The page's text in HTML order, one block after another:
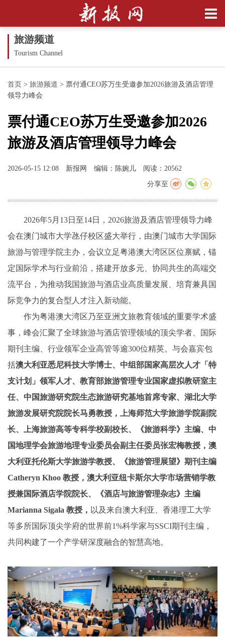
旅游频道
Tourism Channel
首页 > 旅游频道 > 票付通CEO苏万生受邀参加2026旅游及酒店管理
领导力峰会
票付通CEO苏万生受邀参加2026
旅游及酒店管理领导力峰会
2026-05-15 12:08 新报网 编辑：陈婉儿 阅读：20562
分享至
2026年5月13日至14日，2026旅游及酒店管理领导力峰
会在澳门城市大学氹仔校区盛大举行，由澳门城市大学国际
旅游与管理学院主办，会议立足粤港澳大湾区区位禀赋，锚
定国际学术与行业前沿，搭建开放多元、协同共生的高端交
流平台，为推动我国旅游与酒店业高质量发展、培育兼具国
际竞争力的复合型人才注入新动能。
作为粤港澳大湾区乃至亚洲文旅教育领域的重要学术盛
事，峰会汇聚了全球旅游与酒店管理领域的顶尖学者、国际
期刊主编、行业领军企业高管等逾300位精英。与会嘉宾包
括澳大利亚悉尼科技大学博士、中组部国家高层次人才「特
支计划」领军人才、教育部旅游管理专业国家虚拟教研室主
任、中国旅游研究院生态旅游研究基地首席专家、湖北大学
旅游发展研究院院长马勇教授，上海师范大学旅游学院副院
长、上海旅游高等专科学校副校长、《旅游科学》主编、中
国地理学会旅游地理专业委员会副主任委员张宏梅教授，澳
大利亚托伦斯大学旅游学教授、《旅游管理展望》期刊主编
Catheryn Khoo 教授，澳大利亚纽卡斯尔大学市场营销学教
授兼国际酒店学院院长、《酒店与旅游管理杂志》主编
Marianna Sigala 教授， 以及来自澳大利亚、香港理工大学
等多所国际顶尖学府的世界前1%科学家与SSCI期刊主编，
共同构建了一个产学研深度融合的智慧高地。